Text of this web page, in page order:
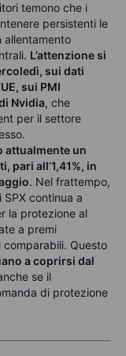
temono che i
persistenti le
allentamento
L’attenzione si
sui dati
sui PMI
Nvidia, che
per il settore
attualmente un
pari all’1,41%, in
. Nel frattempo,
continua a
la protezione al
a premi
Questo
a coprirsi dal
se il
di protezione